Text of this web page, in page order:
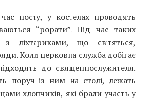
посту, у костелах проводять
“рорати”. Під час таких
ліхтариками, що світяться,
Коли церковна служба добігає
до священнослужителя.
поруч із ним на столі, лежать
хлопчиків, які брали участь у